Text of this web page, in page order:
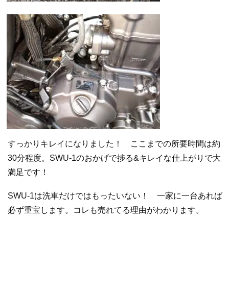
すっかりキレイになりました！ ここまでの所要時間は約
30分程度。SWU-1のおかげで捗る&キレイな仕上がりで大
満足です！
SWU-1は洗車だけではもったいない！ 一家に一台あれば
必ず重宝します。コレも売れてる理由がわかります。